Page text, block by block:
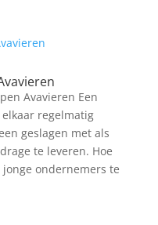
Avavieren Een
regelmatig
geslagen met als
te leveren. Hoe
ondernemers te